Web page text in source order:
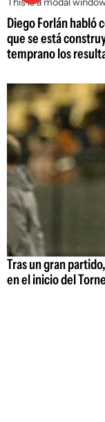
Diego Forlán habló
que se está
temprano los
Tras un gran
en el inicio del